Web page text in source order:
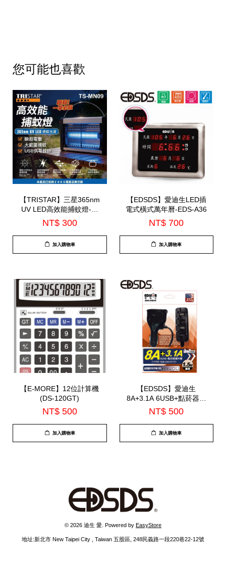
您可能也喜歡
【TRISTAR】三星365nm
UV LED高效能捕蚊燈-大
(TS-MN09)
NT$ 300
加入購物車
【EDSDS】愛迪生LED插
電式橫式萬年曆-EDS-A36
NT$ 700
加入購物車
【E-MORE】12位計算機
(DS-120GT)
NT$ 500
加入購物車
【EDSDS】愛迪生
8A+3.1A 6USB+點菸器擴
充槽1.5M(EDS-USB16)
NT$ 500
加入購物車
© 2026 迪生 愛. Powered by EasyStore
地址:新北市 New Taipei City , Taiwan 五股區, 248民義路一段220巷22-12號